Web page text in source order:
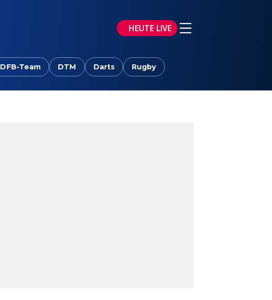
HEUTE LIVE
DFB-Team DTM Darts Rugby